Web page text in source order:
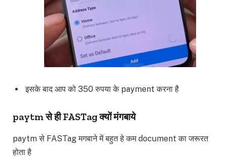
इसके बाद आप को 350 रुपया के payment करना है
paytm से ही FASTag क्यों मंगबाये
paytm से FASTag मगबाने में बहुत हे कम document का जरूरत
होता है